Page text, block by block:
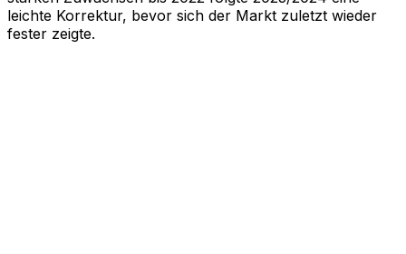
leichte Korrektur, bevor sich der Markt zuletzt wieder
fester zeigte.